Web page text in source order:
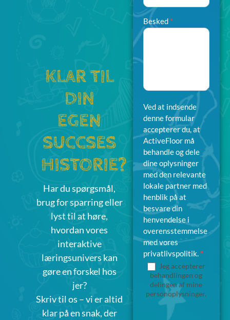
KLAR TIL
DIN
EGEN
SUCCSES
HISTORIE?
Har du spørgsmål,
brug for sparring eller
lyst til at høre,
hvordan vores
interaktive
læringsunivers kan
gøre en forskel hos
jer?
Skriv til os – vi er altid
klar på en snak, der
Interesse
Besked*
Ved at indsende
denne formular
accepterer du, at
ActiveFloor må
behandle og dele
dine oplysninger
med den relevante
lokale partner med
henblik på at
besvare din
henvendelse i
overensstemmelse
med vores
privatlivspolitik. *
Jeg accepterer
behandlingen og
delingen af mine
personoplysninger.